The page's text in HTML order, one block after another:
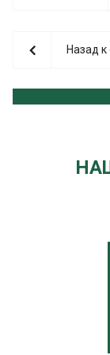
Назад к